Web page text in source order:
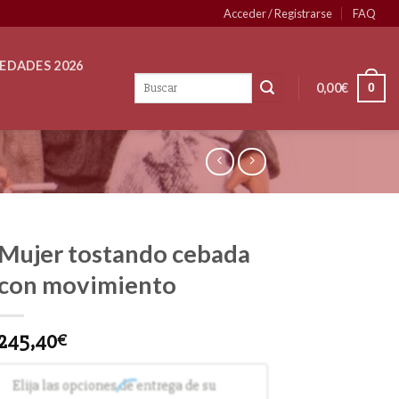
Acceder / Registrarse FAQ
2026
0,00€ 0
Mujer tostando cebada
movimiento
€
Elija las opciones de entrega de su